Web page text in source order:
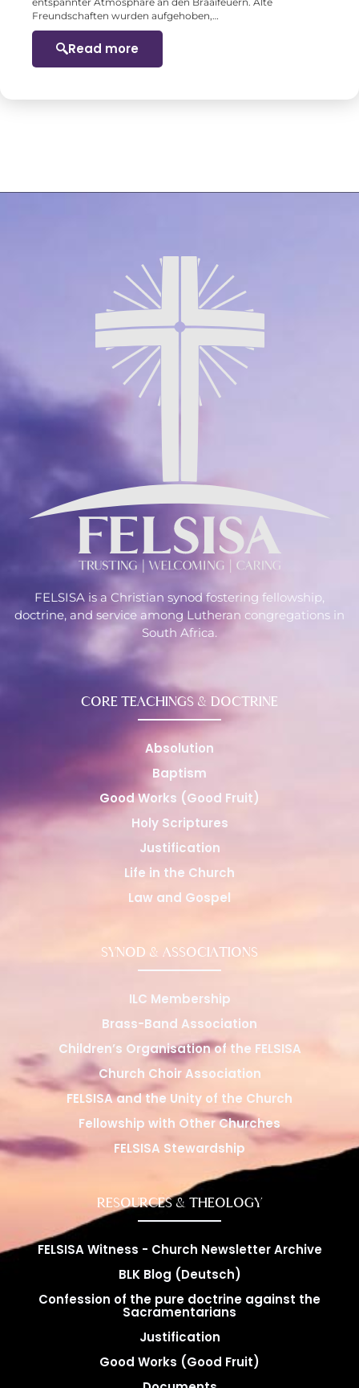
Freundschaften wurden aufgehoben,…
Read more
FELSISA is a Christian synod fostering fellowship,
doctrine, and service among Lutheran congregations in
South Africa.
CORE TEACHINGS & DOCTRINE
Absolution
Baptism
Good Works (Good Fruit)
Holy Scriptures
Justification
Life in the Church
Law and Gospel
SYNOD & ASSOCIATIONS
ILC Membership
Brass-Band Association
Children’s Organisation of the FELSISA
Church Choir Association
FELSISA and the Unity of the Church
Fellowship with Other Churches
FELSISA Stewardship
RESOURCES & THEOLOGY
FELSISA Witness - Church Newsletter Archive
BLK Blog (Deutsch)
Confession of the pure doctrine against the
Sacramentarians
Justification
Good Works (Good Fruit)